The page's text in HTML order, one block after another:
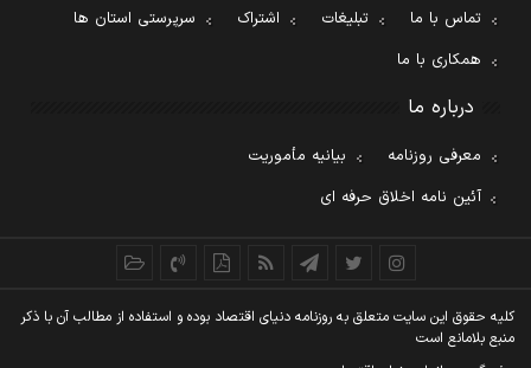
تماس با ما تبلیغات اشتراک
سرپرستی استان ها
همکاری با ما
درباره ما
معرفی روزنامه
بیانیه مأموریت
آئین نامه اخلاق حرفه ای
کليه حقوق اين سايت متعلق به روزنامه دنيای اقتصاد بوده و استفاده از مطالب آن با ذکر
منبع بلامانع است